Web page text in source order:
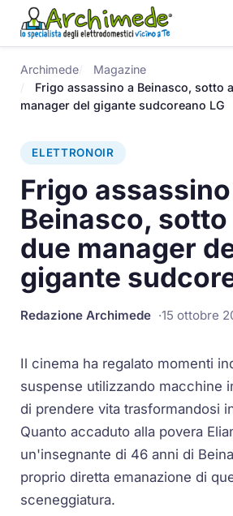
Archimede
Magazine
Frigo assassino a Beinasco, sotto
manager del gigante sudcoreano LG
ELETTRONOIR
Frigo
Beinasco,
due manager
gigante
Redazione Archimede 15 ottobre
Il cinema ha regalato momenti
suspense utilizzando macchine
di prendere vita trasformandosi
Quanto accaduto alla povera
un'insegnante di 46 anni di
proprio diretta emanazione di
sceneggiatura.